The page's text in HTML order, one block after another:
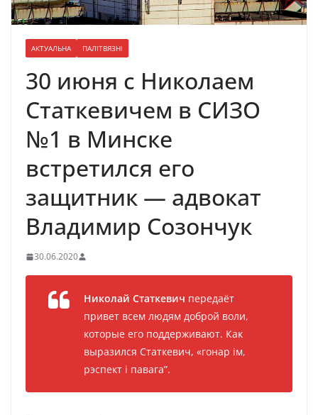
АКТУАЛЬНА ПАЛІТВЯЗНІ
30 июня с Николаем
Статкевичем в СИЗО
№1 в Минске
встретился его
защитник — адвокат
Владимир Созончук
30.06.2020
Николай Статкевич передаёт
привет всем людям доброй воли,
которые его поддерживают. Как
выразился Статкевич, «гонар ім,
рэспект і павага”.